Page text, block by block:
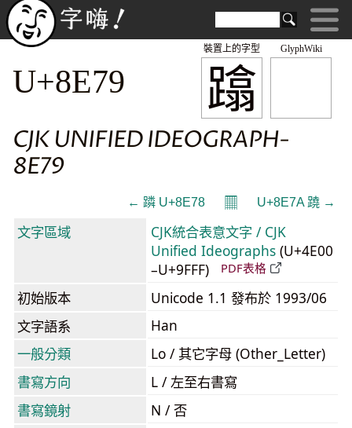
GlyphWiki
蹹
裝置上的字型
U+8E79
CJK UNIFIED IDEOGRAPH-
8E79
← 蹸 U+8E78 𝄜 U+8E7A 蹺 →
文字區域
CJK統合表意文字 / CJK
Unified Ideographs (U+4E00
–U+9FFF)
PDF表格
初始版本
Unicode 1.1 發布於 1993/06
文字語系
Han
一般分類
Lo / 其它字母 (Other_Letter)
書寫方向
L / 左至右書寫
書寫鏡射
N / 否